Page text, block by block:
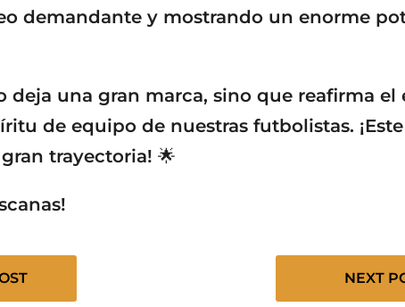
demandante y mostrando un enorme
deja una gran marca, sino que reafirma el
de equipo de nuestras futbolistas.
trayectoria! 🌟
NEXT